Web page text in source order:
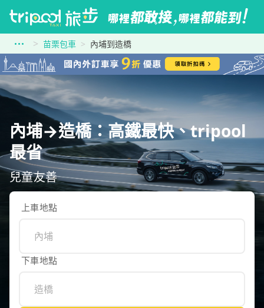
苗栗包車 內埔到造橋
內埔→造橋：高鐵最快、tripool
最省
兒童友善
上車地點
下車地點